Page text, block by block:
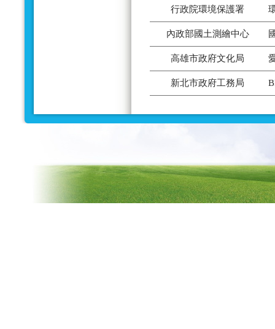
行政院環境保護署
內政部國土測繪中心
高雄市政府文化局
新北市政府工務局